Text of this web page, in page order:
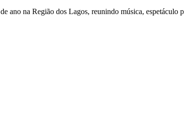
ano na Região dos Lagos, reunindo música,